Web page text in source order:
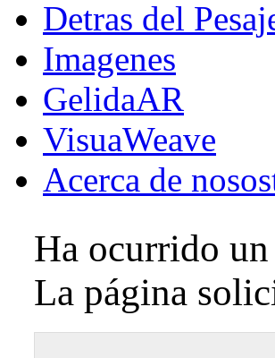
Detras del
Imagenes
GelidaAR
VisuaWeave
Acerca de
Ha ocurrido un
La página